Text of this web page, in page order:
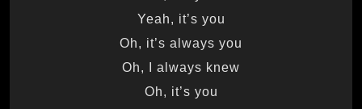
Yeah, it’s you
Oh, it’s always you
Oh, I always knew
Oh, it’s you